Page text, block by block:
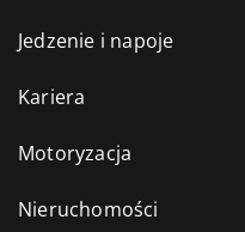
Jedzenie i napoje
Kariera
Motoryzacja
Nieruchomości